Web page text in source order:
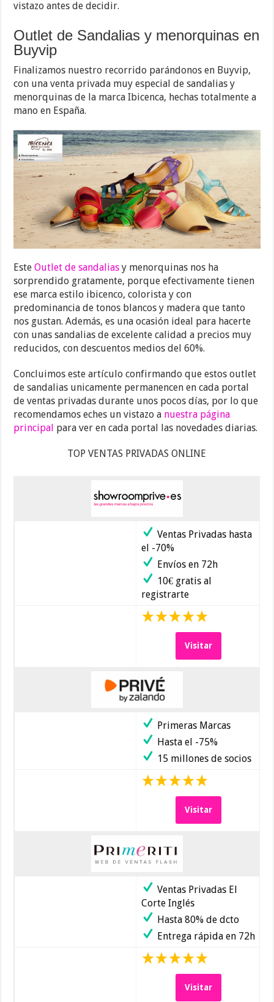
vistazo antes de decidir.
Outlet de Sandalias y menorquinas en
Buyvip
Finalizamos nuestro recorrido parándonos en Buyvip,
con una venta privada muy especial de sandalias y
menorquinas de la marca Ibicenca, hechas totalmente a
mano en España.
EsteOutlet de sandalias y menorquinas nos ha
sorprendido gratamente, porque efectivamente tienen
ese marca estilo ibicenco, colorista y con
predominancia de tonos blancos y madera que tanto
nos gustan. Además, es una ocasión ideal para hacerte
con unas sandalias de excelente calidad a precios muy
reducidos, con descuentos medios del 60%.
Concluimos este artículo confirmando que estos outlet
de sandalias unicamente permanencen en cada portal
de ventas privadas durante unos pocos días, por lo que
recomendamos eches un vistazo a nuestra página
principal para ver en cada portal las novedades diarias.
TOP VENTAS PRIVADAS ONLINE
Ventas Privadas hasta
el -70%
Envíos en 72h
10€ gratis al
registrarte
Visitar
Primeras Marcas
Hasta el -75%
15 millones de socios
Visitar
Ventas Privadas El
Corte Inglés
Hasta 80% de dcto
Entrega rápida en 72h
Visitar